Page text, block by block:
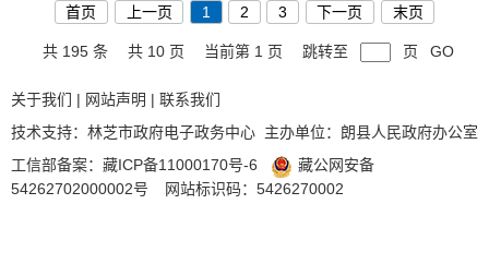
首页 上一页 1 2 3 下一页 末页
共 195 条 共 10 页 当前第 1 页 跳转至 页 GO
关于我们 | 网站声明 | 联系我们
技术支持：林芝市政府电子政务中心 主办单位：朗县人民政府办公室
工信部备案： 藏ICP备11000170号-6
藏公网安备
54262702000002号
网站标识码：5426270002